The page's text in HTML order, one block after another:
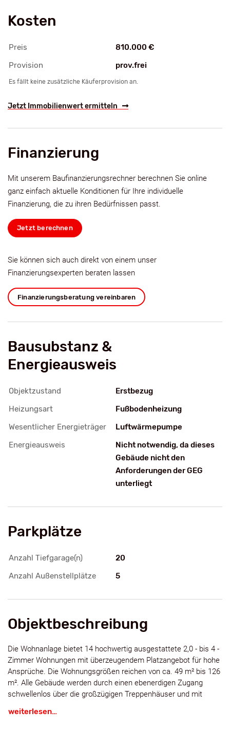
Kosten
Preis
810.000 €
Provision
prov.frei
Es fällt keine zusätzliche Käuferprovision an.
Jetzt Immobilienwert ermitteln
Finanzierung
Mit unserem Baufinanzierungsrechner berechnen Sie online
ganz einfach aktuelle Konditionen für Ihre individuelle
Finanzierung, die zu ihren Bedürfnissen passt.
Jetzt berechnen
Sie können sich auch direkt von einem unser
Finanzierungsexperten beraten lassen
Finanzierungsberatung vereinbaren
Bausubstanz &
Energieausweis
Objektzustand
Erstbezug
Heizungsart
Fußbodenheizung
Wesentlicher Energieträger
Luftwärmepumpe
Energieausweis
Nicht notwendig, da dieses
Gebäude nicht den
Anforderungen der GEG
unterliegt
Parkplätze
Anzahl Tiefgarage(n)
20
Anzahl Außenstellplätze
5
Objektbeschreibung
Die Wohnanlage bietet 14 hochwertig ausgestattete 2,0 - bis 4 -
Zimmer Wohnungen mit überzeugendem Platzangebot für hohe
Ansprüche. Die Wohnungsgrößen reichen von ca. 49 m² bis 126
m². Alle Gebäude werden durch einen ebenerdigen Zugang
schwellenlos über die großzügigen Treppenhäuser und mit
Sämtliche Wohnbereiche und Freisitze sind nach Süden bzw.
weiterlesen…